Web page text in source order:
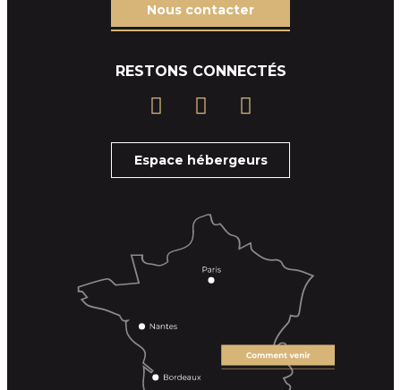
Nous contacter
RESTONS CONNECTÉS
Espace hébergeurs